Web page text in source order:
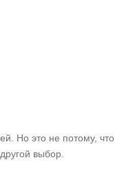
Но это не потому, что
выбор.